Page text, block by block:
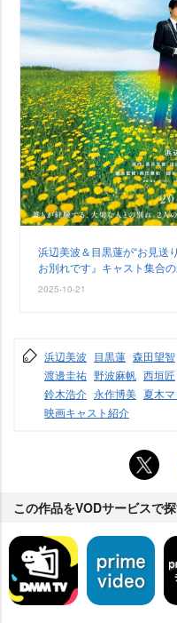
浜辺美波＆目黒蓮が“お見送
お別れです』キャスト集合
2025-10-21
浜辺美波 目黒蓮 森田望智
渡邊圭祐 野波麻帆 西垣匠
鈴木浩介 永作博美 夏木マ
映画キャスト紹介
この作品をVODサービスで